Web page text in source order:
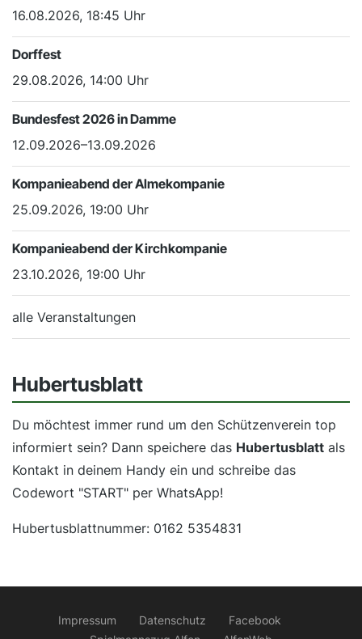
16.08.2026, 18:45 Uhr
Dorffest
29.08.2026, 14:00 Uhr
Bundesfest 2026 in Damme
12.09.2026–13.09.2026
Kompanieabend der Almekompanie
25.09.2026, 19:00 Uhr
Kompanieabend der Kirchkompanie
23.10.2026, 19:00 Uhr
alle Veranstaltungen
Hubertusblatt
Du möchtest immer rund um den Schützenverein top
informiert sein? Dann speichere das Hubertusblatt als
Kontakt in deinem Handy ein und schreibe das
Codewort "START" per WhatsApp!
Hubertusblattnummer: 0162 5354831
Impressum Datenschutz
Facebook